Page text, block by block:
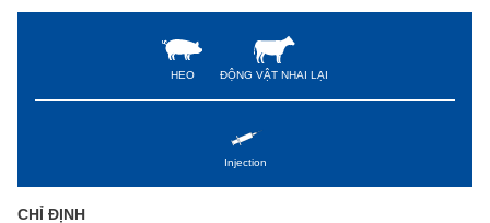
HEO ĐỘNG VẬT NHAI LẠI
Injection
CHỈ ĐỊNH